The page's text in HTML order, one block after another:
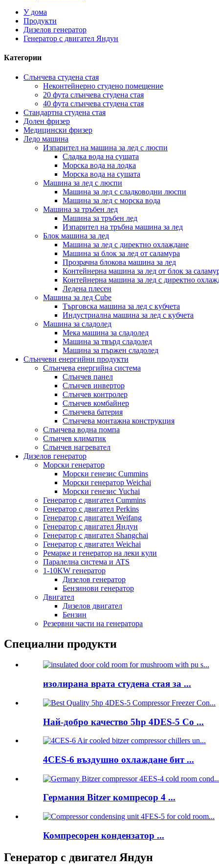
У дома
Продукти
Дизелов генератор
Генератор с двигател Яндун
Категории
Слънчева студена стая
Неконтейнерно студено помещение
20 фута слънчева студена стая
40 фута слънчева студена стая
Стандартна студена стая
Долен фризер
Медицински фризер
Ледо машина
Изпарител на машина за лед с люспи
Сладка вода на сушата
Морска вода на лодка
Морска вода на сушата
Машина за лед с люспи
Машина за лед с сладководни люспи
Машина за лед с морска вода
Машина за тръбен лед
Машина за тръбен лед
Изпарител на тръбна машина за лед
Блок машина за лед
Машина за лед с директно охлаждане
Машина за блок за лед от саламура
Прозрачна блокова машина за лед
Контейнерна машина за лед от блок за
Контейнерна машина за лед с директно
Ледена плесен
Машина за лед Cube
Търговска машина за лед с кубчета
Индустриална машина за лед с кубчета
Машина за сладолед
Мека машина за сладолед
Машина за твърд сладолед
Машина за пържен сладолед
Слънчеви енергийни продукти
Слънчева енергийна система
Слънчев панел
Слънчев инвертор
Слънчев контролер
Слънчев комбайнер
Слънчева батерия
Слънчева монтажна конструкция
Слънчева водна помпа
Слънчев климатик
Слънчев нагревател
Дизелов генератор
Морски генератор
Морски генезис Cummins
Морски генератор Weichai
Морски генезис Yuchai
Генератор с двигател Cummins
Генератор с двигател Perkins
Генератор с двигател Weifang
Генератор с двигател Яндун
Генератор с двигател Shangchai
Генератор с двигател Weichai
Ремарке и генератор на леки кули
Паралелна система и ATS
1-10KW генератор
Дизелов генератор
Бензинови генератор
Двигател
Дизелов двигател
Бензин
Резервни части на генератора
Специални продукти
изолирана врата студена стая за ...
Най-добро качество 5hp 4DES-5 Co ...
4CES-6 въздушно охлаждане бит ...
Германия Bitzer компресор 4 ...
Компресорен кондензатор ...
Генератор с двигател Яндун